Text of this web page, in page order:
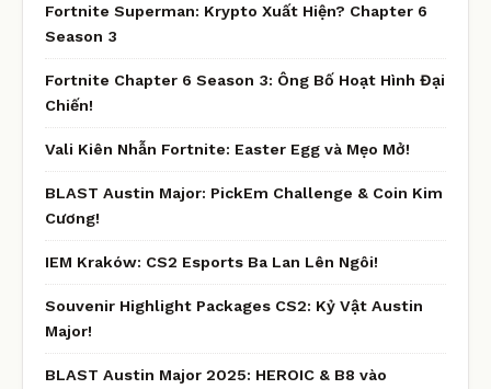
Fortnite Superman: Krypto Xuất Hiện? Chapter 6
Season 3
Fortnite Chapter 6 Season 3: Ông Bố Hoạt Hình Đại
Chiến!
Vali Kiên Nhẫn Fortnite: Easter Egg và Mẹo Mở!
BLAST Austin Major: PickEm Challenge & Coin Kim
Cương!
IEM Kraków: CS2 Esports Ba Lan Lên Ngôi!
Souvenir Highlight Packages CS2: Kỷ Vật Austin
Major!
BLAST Austin Major 2025: HEROIC & B8 vào